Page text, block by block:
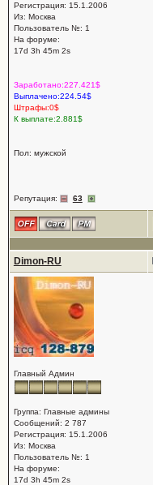
Регистрация: 15.1.2006
Из: Москва
Пользователь №: 1
На форуме:
17d 3h 45m 2s
Заработано:227.421$
Выплачено:224.54$
Штрафы:0$
К выплате:2.881$
Пол: мужской
Репутация: 63
Dimon-RU
Главный Админ
Группа: Главные админы
Сообщений: 2 787
Регистрация: 15.1.2006
Из: Москва
Пользователь №: 1
На форуме:
17d 3h 45m 2s